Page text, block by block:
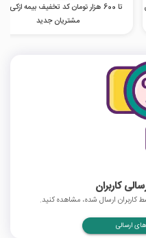
تا 600 هزار تومان کد تخفیف بیمه ازکی
مشتریان جدید
کاربران
کاربران ارسال شده، مشاهده کنید.
ارسالی